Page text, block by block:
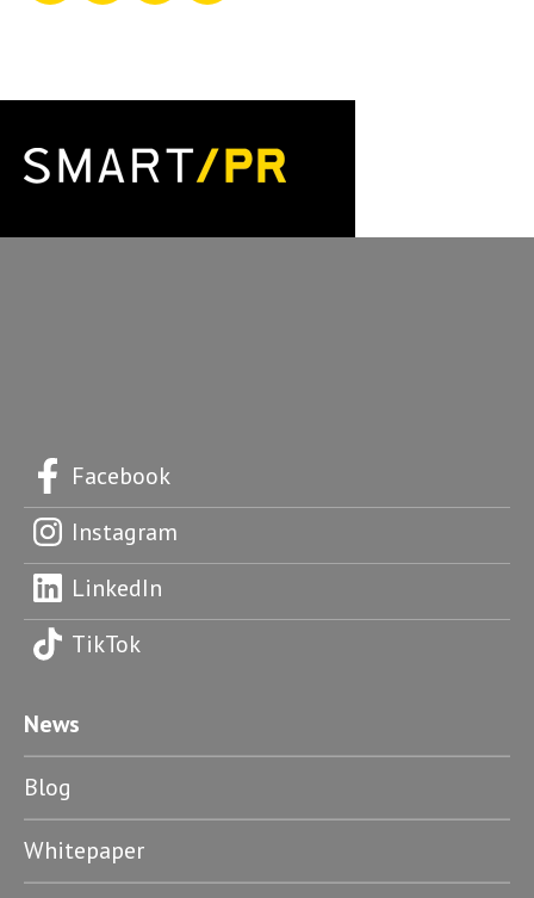
Facebook
Instagram
LinkedIn
TikTok
News
Blog
Whitepaper